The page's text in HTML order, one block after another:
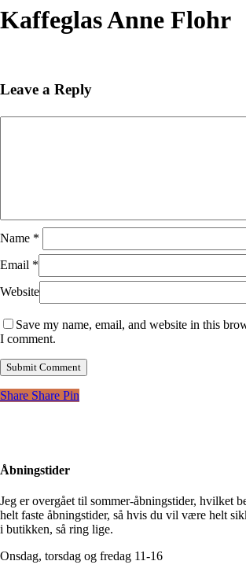
Search
Kaffeglas Anne Flohr
Leave a Reply
Name *
Email *
Website
Save my name, email, and website in this
I comment.
Share Share Pin
Åbningstider
Jeg er overgået til sommer-åbningstider, hvilket
helt faste åbningstider, så hvis du vil være helt
i butikken, så ring lige.
Onsdag, torsdag og fredag 11-16